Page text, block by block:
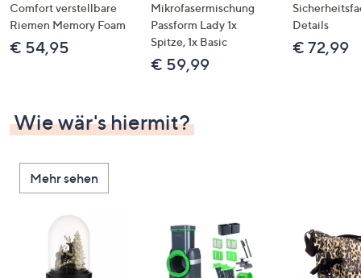
rechts,
um
diese
Comfort verstellbare
Riemen Memory Foam
€ 54,95
Mikrofasermischung
Passform Lady 1x
Spitze, 1x Basic
€ 59,99
Details
€ 72,99
Wie wär's hiermit?
Mehr sehen